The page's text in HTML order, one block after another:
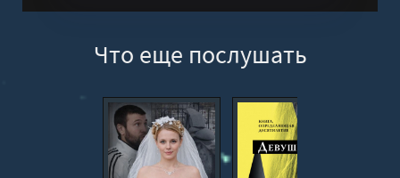
Что еще послушать